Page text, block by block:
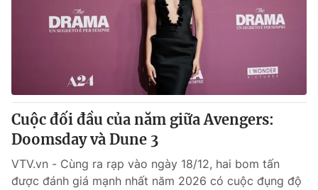
Cuộc đối đầu của năm giữa Avengers:
Doomsday và Dune 3
VTV.vn - Cùng ra rạp vào ngày 18/12, hai bom tấn
được đánh giá mạnh nhất năm 2026 có cuộc đụng độ